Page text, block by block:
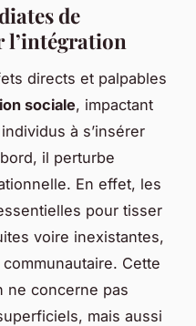
de
l’intégration
directs et palpables
sociale, impactant
à s’insérer
il perturbe
En effet, les
pour tisser
voire inexistantes,
Cette
ne concerne pas
mais aussi